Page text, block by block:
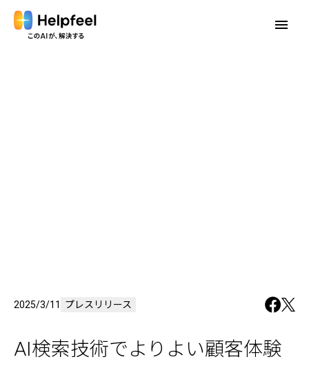
menu
2025/3/11 プレスリリース
AI検索技術でよりよい顧客体験